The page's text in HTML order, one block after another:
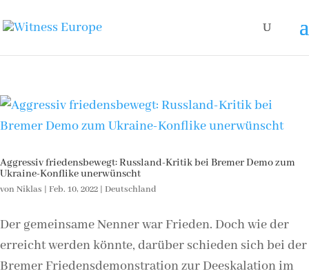
Aggressiv friedensbewegt: Russland-Kritik bei Bremer Demo zum
Ukraine-Konflike unerwünscht
von Niklas | Feb. 10, 2022 | Deutschland
Der gemeinsame Nenner war Frieden. Doch wie der
erreicht werden könnte, darüber schieden sich bei der
Bremer Friedensdemonstration zur Deeskalation im